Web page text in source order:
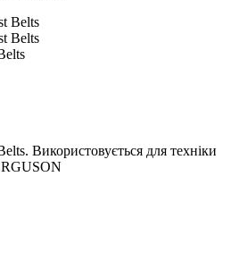
Використовується для техніки